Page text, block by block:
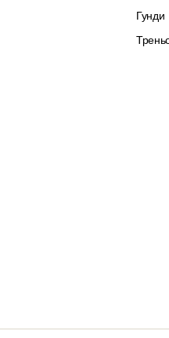
Гунди